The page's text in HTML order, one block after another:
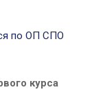
по ОП СПО
курса